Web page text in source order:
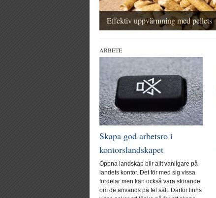
Effektiv uppvärmning med pellets
ARBETE
Skapa god arbetsro i
kontorslandskapet
Öppna landskap blir allt vanligare på
landets kontor. Det för med sig vissa
fördelar men kan också vara störande
om de används på fel sätt. Därför finns